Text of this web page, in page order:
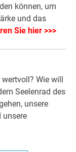
können, um
und das
Sie hier >>>
Wie will
Seelenrad des
unsere
unsere